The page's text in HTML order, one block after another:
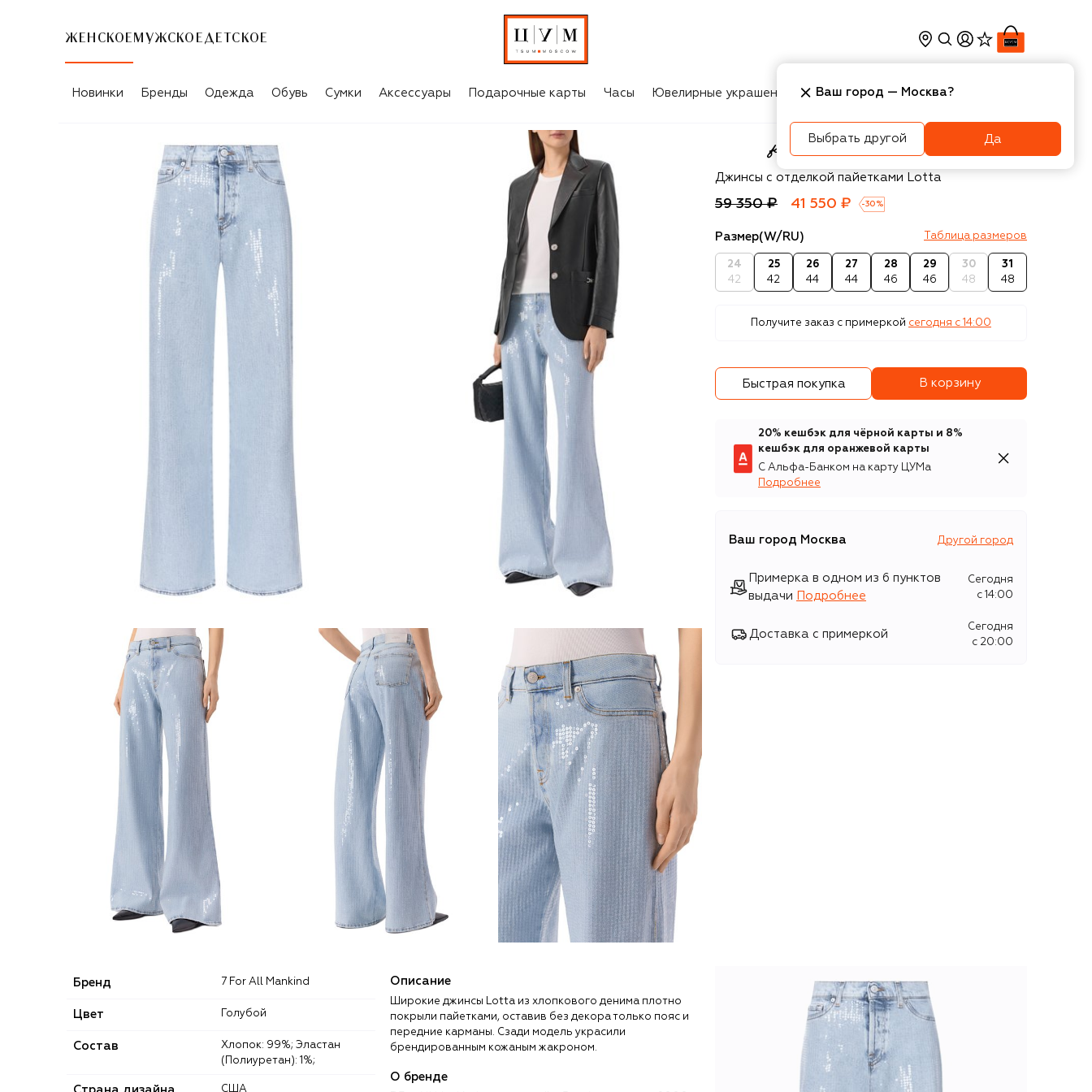
ЖЕНСКОЕ МУЖСКОЕ ДЕТСКОЕ
Новинки Бренды Одежда Обувь Сумки Аксессуары Подарочные карты Часы Ювелирные украшения Косметика Интерьер
7 For All Mankind
Джинсы с отделкой пайетками Lotta
59 350 ₽ 41 550 ₽ -30 %
Размер(W/RU) Таблица размеров
24
42
25
42
26
44
27
44
28
46
29
46
30
48
31
48
Получите заказ с примеркой сегодня c 14:00
Быстрая покупка В корзину
20% кешбэк для чёрной карты и 8%
кешбэк для оранжевой карты
С Альфа-Банком на карту ЦУМа
Подробнее
Ваш город Москва Другой город
Примерка в одном из 6 пунктов
выдачи
Подробнее
Сегодня
c 14:00
Доставка с примеркой
Сегодня
c 20:00
Бренд 7 For All Mankind
Цвет Голубой
Состав
Хлопок: 99%; Эластан
(Полиуретан): 1%;
США
Описание
Широкие джинсы Lotta из хлопкового денима плотно
покрыли пайетками, оставив без декора только пояс и
передние карманы. Сзади модель украсили
брендированным кожаным жакроном.
О бренде
Ваш город — Москва?
Выбрать другой Да